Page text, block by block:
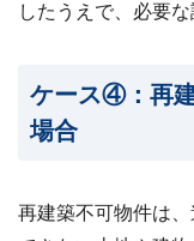
したうえで、必要
ケース④：再
場合
再建築不可物件は